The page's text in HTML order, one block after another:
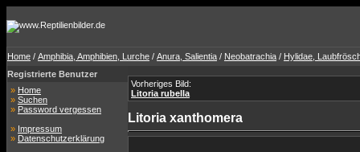
Home / Amphibia, Amphibien, Lurche / Anura, Salientia / Neobatrachia / Hylidae,
Registrierte Benutzer
» Home
» Suchen
» Password vergessen
» Impressum
» Datenschutzerklärung
Vorheriges Bild:
Litoria rubella
Litoria xanthomera